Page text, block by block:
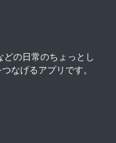
の日常のちょっとし
なげるアプリです。